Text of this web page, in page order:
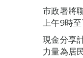
市政署將
上午9時
現金分享
力量為居